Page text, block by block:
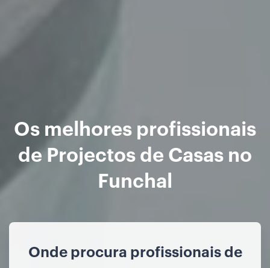
Os melhores profissionais
de Projectos de Casas no
Funchal
Onde procura profissionais de